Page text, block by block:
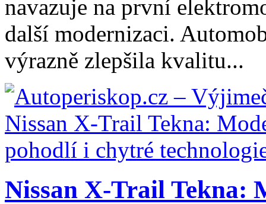
navazuje na první
další modernizaci.
výrazně zlepšila kvalitu...
Nissan X-Trail Tekna: